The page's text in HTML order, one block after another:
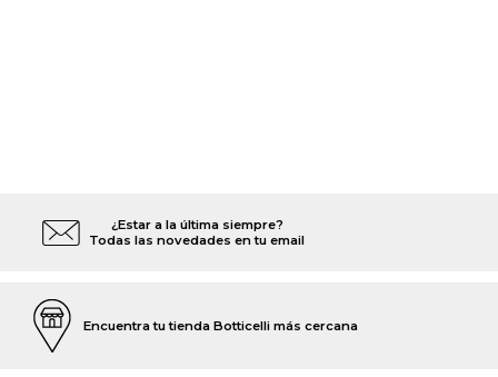
¿Estar a la última siempre?
Todas las novedades en tu email
Encuentra tu tienda Botticelli más cercana